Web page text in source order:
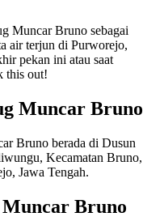
Muncar Bruno sebagai
air terjun di Purworejo,
pekan ini atau saat
this out!
Muncar Bruno
Bruno berada di Dusun
Kecamatan Bruno,
Jawa Tengah.
Bruno